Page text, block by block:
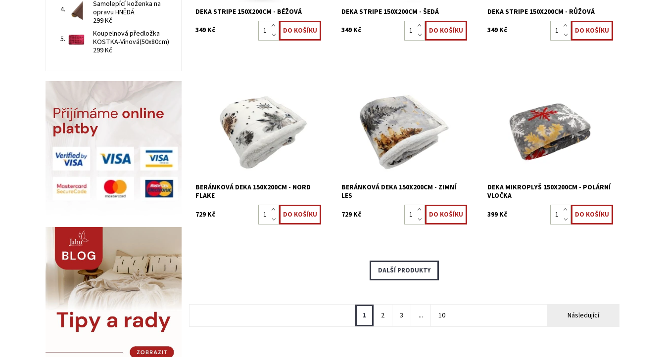
DEKA STRIPE 150X200CM - BÉŽOVÁ
349 Kč
DEKA STRIPE 150X200CM - ŠEDÁ
349 Kč
DEKA STRIPE 150X200CM - RŮŽOVÁ
349 Kč
Beránková deka u které vás z jedné
strany pohladí měkký mikroplyš a z druhé
vás zahřeje "beránek". Perfektním
doplňkem do každého interiéru.
Dostupnost:
Skladem >5 ks
8595248439504
BERÁNKOVÁ DEKA 150X200CM - NORD
FLAKE
729 Kč
Beránková deka u které vás z jedné
strany pohladí měkký mikroplyš a z druhé
vás zahřeje "beránek". Perfektním
doplňkem do každého interiéru.
Dostupnost:
Skladem >5 ks
8595248439511
BERÁNKOVÁ DEKA 150X200CM - ZIMNÍ
LES
729 Kč
na dotek, velmi příjemné, vhodná i pro
alergiky.
Dostupnost:
Skladem >5 ks
8595248439559
DEKA MIKROPLYŠ 150X200CM - POLÁRNÍ
VLOČKA
399 Kč
DALŠÍ PRODUKTY
Následující
1 2 3 ... 10
Samolepící koženka na
opravu HNĚDÁ
299 Kč
Koupelnová předložka
KOSTKA-Vínová(50x80cm)
299 Kč